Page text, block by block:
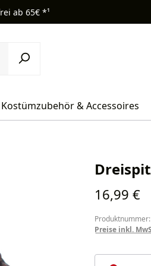
ab 65€ *¹
Kostümzubehör & Accessoires
Regulärer
16,99 €
Preise inkl.